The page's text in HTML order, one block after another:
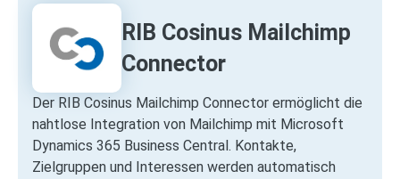
RIB Cosinus Mailchimp
Connector
Der RIB Cosinus Mailchimp Connector ermöglicht die
nahtlose Integration von Mailchimp mit Microsoft
Dynamics 365 Business Central. Kontakte,
Zielgruppen und Interessen werden automatisch